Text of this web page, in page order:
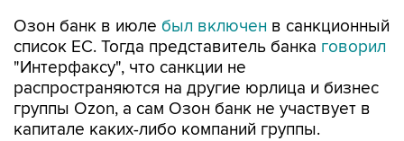
Озон банк в июле был включен в санкционный
список ЕС. Тогда представитель банка говорил
"Интерфаксу", что санкции не
распространяются на другие юрлица и бизнес
группы Ozon, а сам Озон банк не участвует в
капитале каких-либо компаний группы.